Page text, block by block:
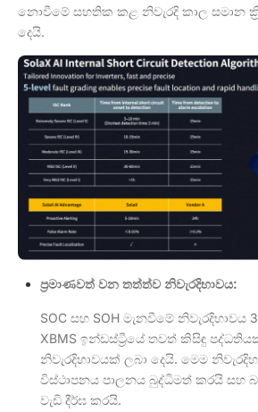
නොවීමේ සහතික කළ නිවැරදි කාල සමාන
දෙයි.
ප්‍රමාණවත් වන තත්ත්ව නිවැරදිභාවය:
SOC සහ SOH මැනවීමේ
XBMS ඉන්ඩස්ට්‍රීයේ තවත් කිසිඳු
නිවැරදිභාවයක් ලබා දෙයි. මෙම
විස්ථාපනය පාලනය බුද්ධිමත් කරයි සහ
වැඩි දීර්ඝ කරයි.